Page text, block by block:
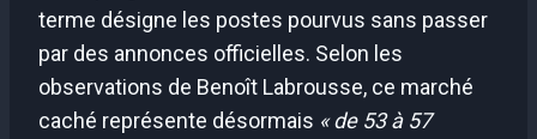
terme désigne les postes pourvus sans passer
par des annonces officielles. Selon les
observations de Benoît Labrousse, ce marché
caché représente désormais « de 53 à 57